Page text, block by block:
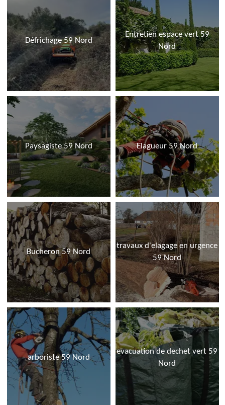
Défrichage 59 Nord
Entretien espace vert 59
Nord
Paysagiste 59 Nord Elagueur 59 Nord
Bucheron 59 Nord
travaux d'elagage en urgence
59 Nord
arboriste 59 Nord
evacuation de dechet vert 59
Nord